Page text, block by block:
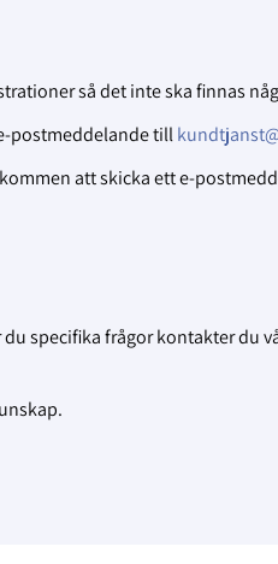
så det inte ska finnas
postmeddelande till
att skicka ett e-
specifika frågor kontakter du